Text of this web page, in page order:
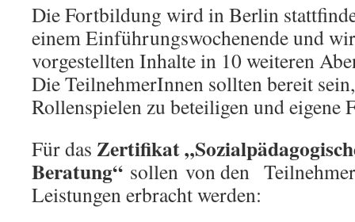
Die Fortbildung wird in Berlin
einem Einführungswochenende und
vorgestellten Inhalte in 10 weiteren
Die TeilnehmerInnen sollten bereit
Rollenspielen zu beteiligen und eigene
Für das Zertifikat
Beratung“ sollen von den
Leistungen erbracht werden: